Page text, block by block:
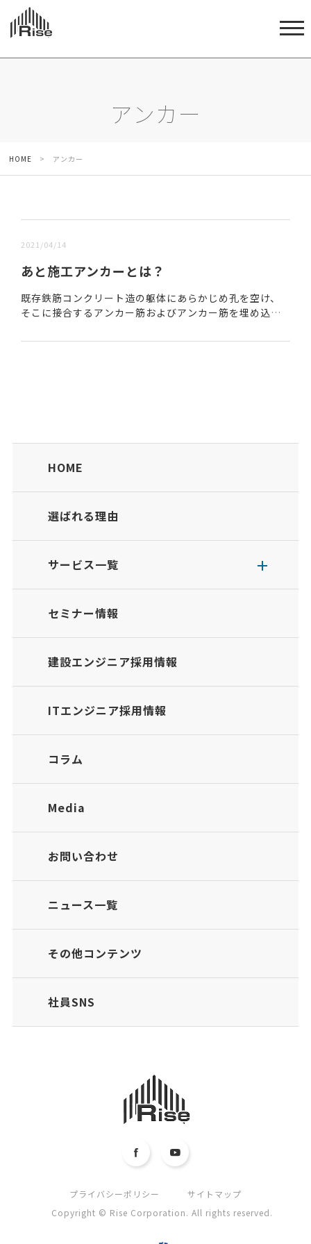
アンカー
HOME > アンカー
2021/04/14
あと施工アンカーとは？
既存鉄筋コンクリート造の躯体にあらかじめ孔を空け、
そこに接合するアンカー筋およびアンカー筋を埋め込む
来は、「建物ができあがった後で」施工するアンカーと...
HOME
選ばれる理由
サービス一覧
セミナー情報
建設エンジニア採用情報
ITエンジニア採用情報
コラム
Media
お問い合わせ
ニュース一覧
その他コンテンツ
社員SNS
プライバシーポリシー
サイトマップ
Copyright © Rise Corporation. All rights reserved.